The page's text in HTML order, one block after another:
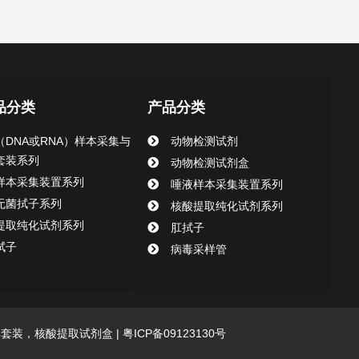
分类
DNA或RNA）样本采集与
装系列
本采集装置系列
菌拭子系列
取纯化试剂系列
子
产品分类
动物检测试剂
动物检测试剂盒
唾液样本采集装置系列
核酸提取纯化试剂系列
肛拭子
病毒采样管
装，核酸提取试剂盒 | 粤ICP备09123130号